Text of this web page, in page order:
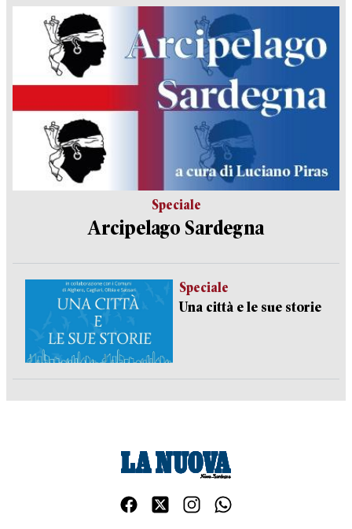
Speciale
Arcipelago Sardegna
Speciale
Una città e le sue storie